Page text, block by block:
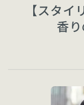
【スタイ
香